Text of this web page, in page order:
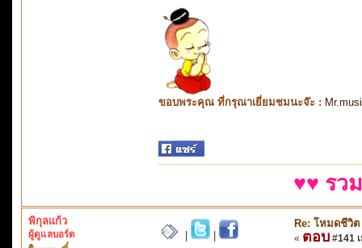
ขอบพระคุณ ที่กรุณาเยี่ยมชมนะจ๊ะ :
♥♥ รว
พิกุลแก้ว
ผู้ดูแลบอร์ด
Re: โหมดชีวิต
« ตอบ #141